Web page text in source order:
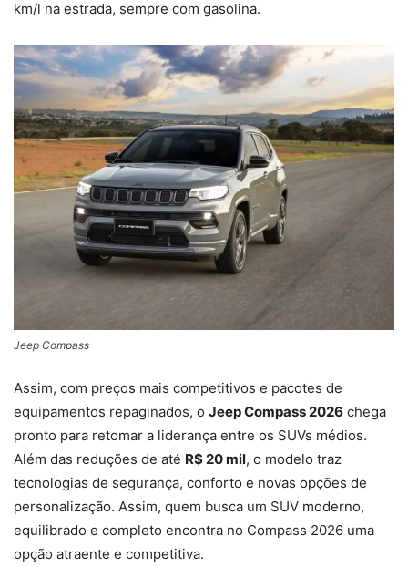
km/l na estrada, sempre com gasolina.
Jeep Compass
Assim, com preços mais competitivos e pacotes de
equipamentos repaginados, o Jeep Compass 2026 chega
pronto para retomar a liderança entre os SUVs médios.
Além das reduções de até R$ 20 mil, o modelo traz
tecnologias de segurança, conforto e novas opções de
personalização. Assim, quem busca um SUV moderno,
equilibrado e completo encontra no Compass 2026 uma
opção atraente e competitiva.